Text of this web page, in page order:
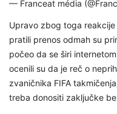
— Franceat média
Upravo zbog toga
pratili prenos odmah su
počeo da se širi
ocenili su da je reč o
zvaničnika FIFA
treba donositi zaključke